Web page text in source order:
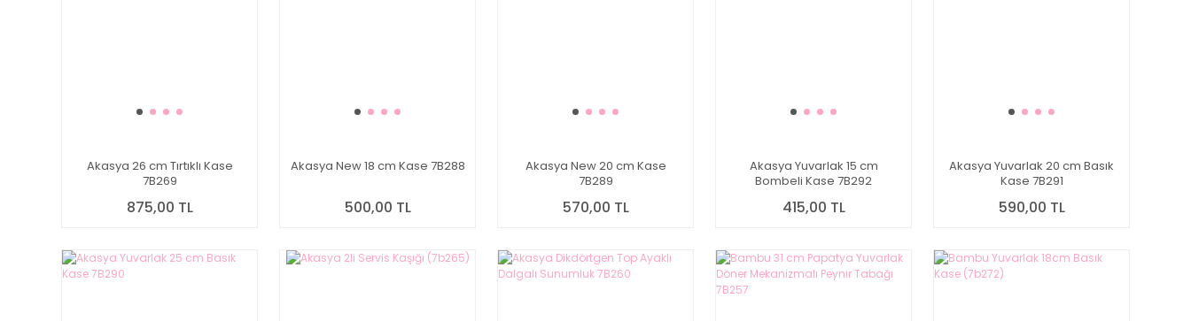
Akasya 26 cm Tırtıklı Kase
7B269
875,00 TL
Akasya New 18 cm Kase 7B288
500,00 TL
Akasya New 20 cm Kase
7B289
570,00 TL
Akasya Yuvarlak 15 cm
Bombeli Kase 7B292
415,00 TL
Akasya Yuvarlak 20 cm Basık
Kase 7B291
590,00 TL